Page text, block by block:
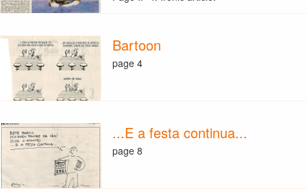
Bartoon
page 4
...E a festa continua...
page 8